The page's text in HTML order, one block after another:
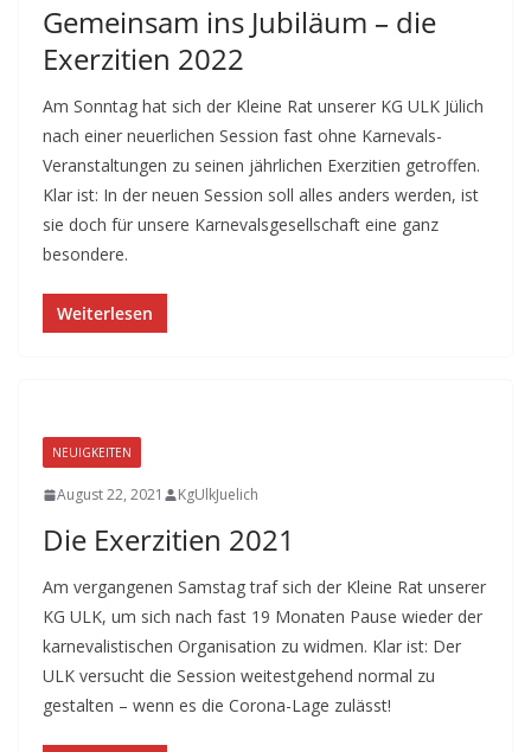
Gemeinsam ins Jubiläum – die
Exerzitien 2022
Am Sonntag hat sich der Kleine Rat unserer KG ULK Jülich
nach einer neuerlichen Session fast ohne Karnevals-
Veranstaltungen zu seinen jährlichen Exerzitien getroffen.
Klar ist: In der neuen Session soll alles anders werden, ist
sie doch für unsere Karnevalsgesellschaft eine ganz
besondere.
Weiterlesen
NEUIGKEITEN
August 22, 2021 KgUlkJuelich
Die Exerzitien 2021
Am vergangenen Samstag traf sich der Kleine Rat unserer
KG ULK, um sich nach fast 19 Monaten Pause wieder der
karnevalistischen Organisation zu widmen. Klar ist: Der
ULK versucht die Session weitestgehend normal zu
gestalten – wenn es die Corona-Lage zulässt!